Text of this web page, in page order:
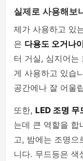
실제로 사용해보
제가 사용하고 있
은 다용도 오거나
터 거실, 심지어는
게 사용하고 있습
공간에나 잘 어울
또한, LED 조명 무
는데 큰 역할을 합
고, 밤에는 조명으
니다. 무드등은 색